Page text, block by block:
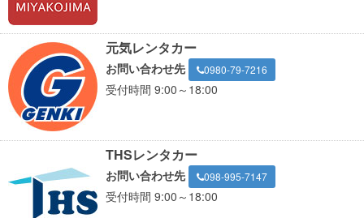
元気レンタカー
お問い合わせ先 0980-79-7216
受付時間 9:00～18:00
THSレンタカー
お問い合わせ先 098-995-7147
受付時間 9:00～18:00